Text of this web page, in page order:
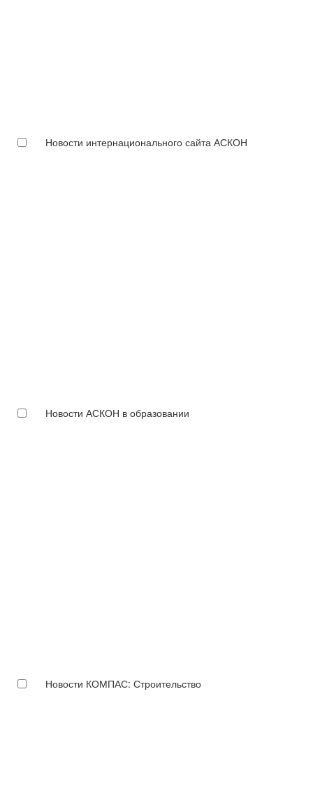
Новости интернационального сайта АСКОН
Новости АСКОН в образовании
Новости КОМПАС: Строительство